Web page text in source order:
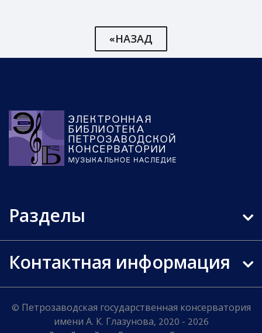
«НАЗАД
Разделы
Контактная информация
© Петрозаводская государственная консерватория
имени А. К. Глазунова, 2020 - 2026